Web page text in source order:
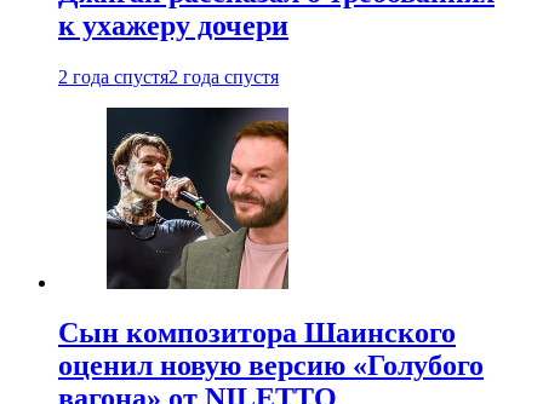
к ухажеру дочери
2 года спустя2 года спустя
Сын композитора Шаинского
оценил новую версию «Голубого